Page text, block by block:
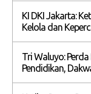
KI DKI Jakarta:
Kelola dan
Tri Waluyo:
Pendidikan,